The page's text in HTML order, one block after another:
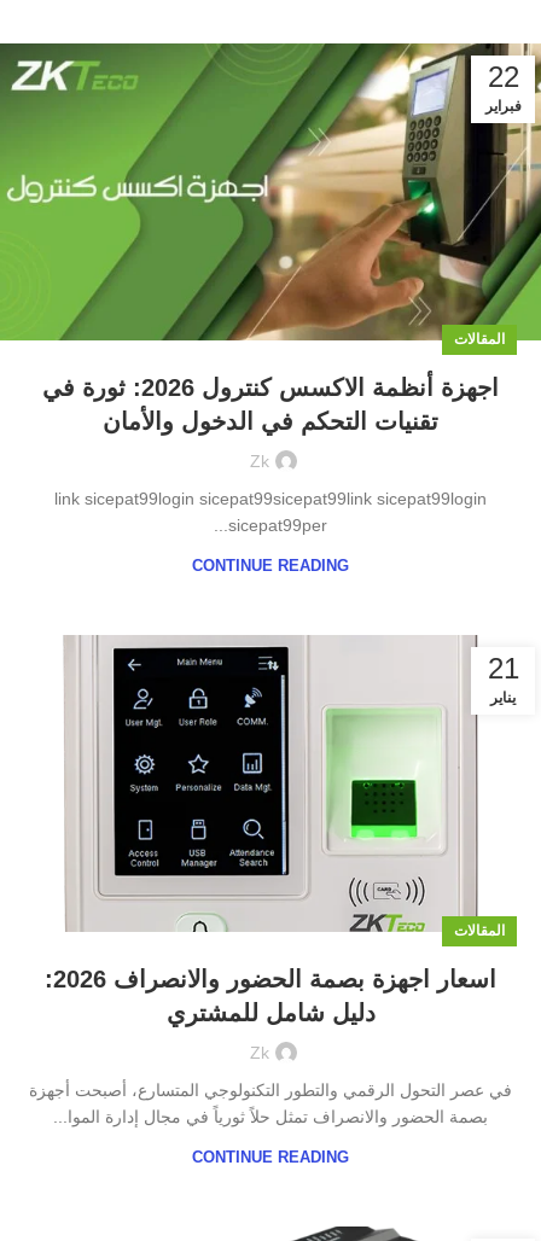
22
فبراير
المقالات
اجهزة أنظمة الاكسس كنترول 2026: ثورة في
تقنيات التحكم في الدخول والأمان
Zk
link sicepat99login sicepat99sicepat99link sicepat99login
sicepat99per...
CONTINUE READING
21
يناير
المقالات
اسعار اجهزة بصمة الحضور والانصراف 2026:
دليل شامل للمشتري
Zk
في عصر التحول الرقمي والتطور التكنولوجي المتسارع، أصبحت أجهزة
بصمة الحضور والانصراف تمثل حلاً ثورياً في مجال إدارة الموا...
CONTINUE READING